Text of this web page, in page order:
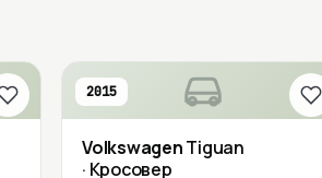
2015
VolkswagenTiguan
· Кросовер